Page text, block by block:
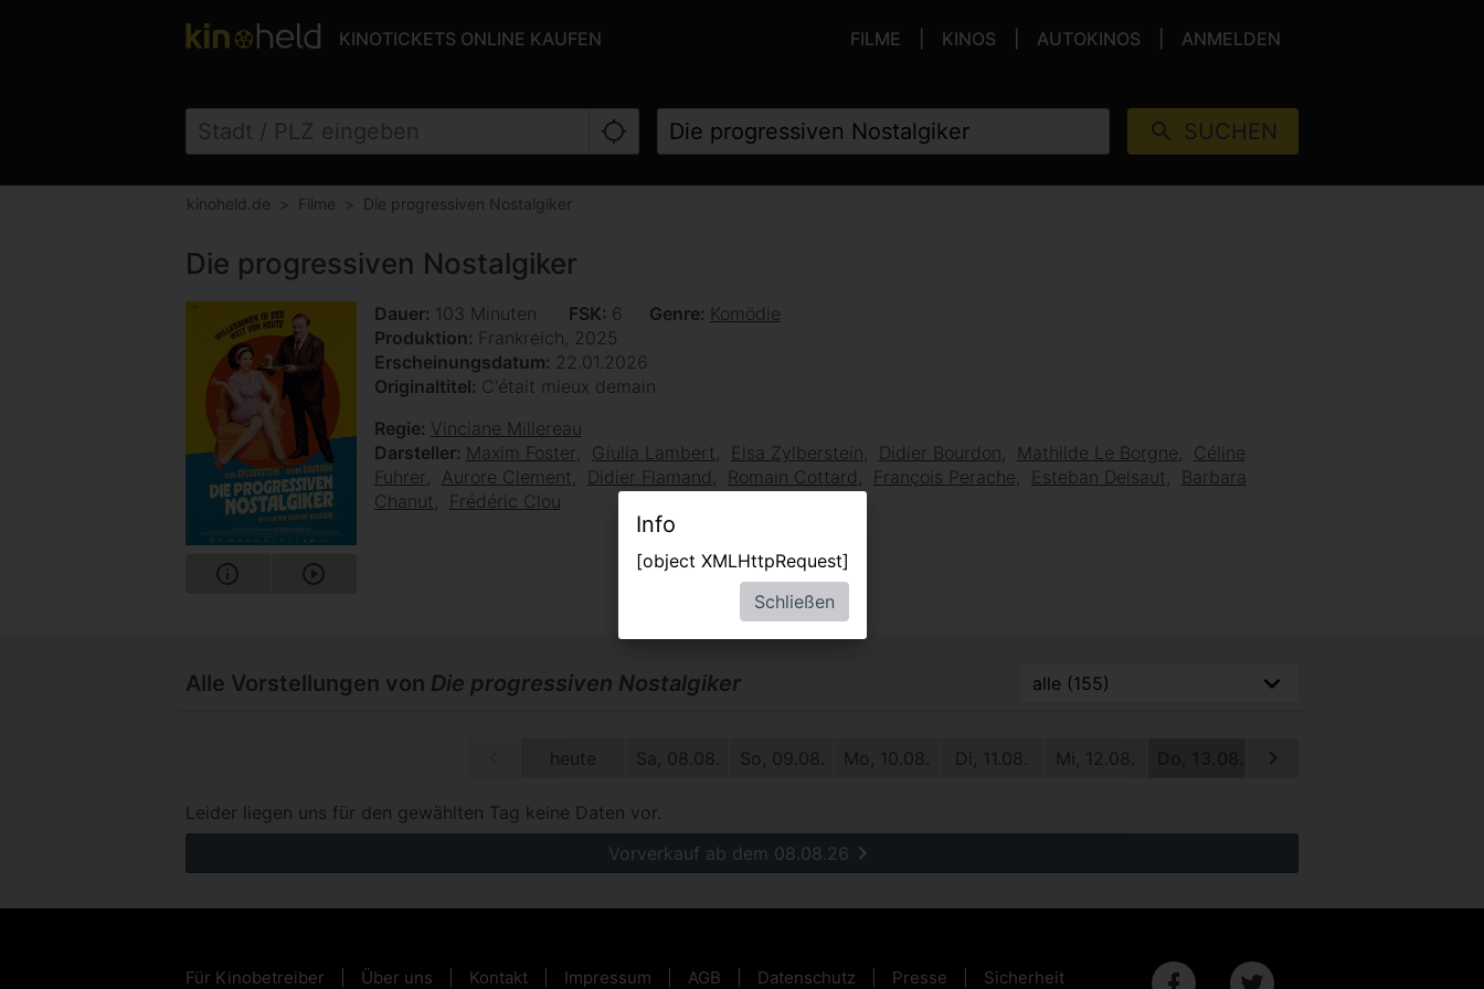
KINOTICKETS ONLINE KAUFEN FILME KINOS AUTOKINOS ANMELDEN
SUCHEN
kinoheld.de Filme Die progressiven Nostalgiker
Die progressiven Nostalgiker
Dauer 103 Minuten FSK 6 Genre Komödie
Produktion Frankreich, 2025
Erscheinungsdatum 22.01.2026
Originaltitel C'était mieux demain
Regie Vinciane Millereau
Darsteller Maxim Foster Giulia Lambert Elsa Zylberstein Didier Bourdon Mathilde Le Borgne
Céline
Fuhrer
Aurore Clement Didier Flamand Romain Cottard François Perache Esteban Delsaut
Barbara
Chanut
Frédéric Clou
Alle Vorstellungen von Die progressiven Nostalgiker
heute Sa, 08.08. So, 09.08. Mo, 10.08. Di, 11.08. Mi, 12.08. Fr, 14.08.
Leider liegen uns für den gewählten Tag keine Daten vor.
Vorverkauf ab dem 08.08.26
Für Kinobetreiber Über uns Kontakt Impressum AGB Datenschutz Presse Sicherheit
Info
[object XMLHttpRequest]
Schließen